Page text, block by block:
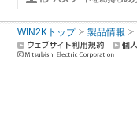
WIN2Kトップ 製品情報